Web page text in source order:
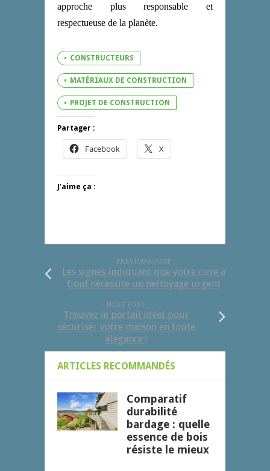
approche plus responsable et
respectueuse de la planète.
CONSTRUCTEURS
MATÉRIAUX DE CONSTRUCTION
PROJET DE CONSTRUCTION
Partager :
Facebook X
J’aime ça :
PREVIOUS POST
Les signes indiquant que votre cuve à
fioul nécessite un nettoyage urgent
NEXT POST
Trouvez le portail idéal pour
sécuriser votre maison en toute
élégance !
ARTICLES RECOMMANDÉS
Comparatif
durabilité
bardage : quelle
essence de bois
résiste le mieux